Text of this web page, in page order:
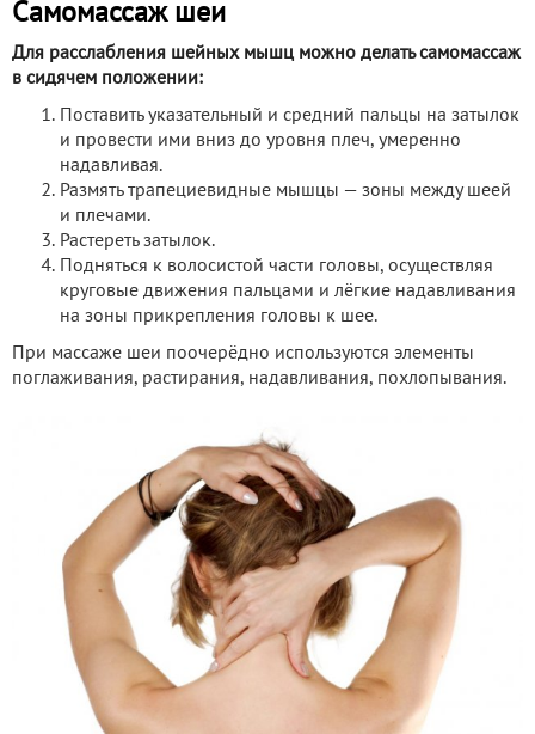
Самомассаж шеи
Для расслабления шейных мышц можно делать самомассаж
в сидячем положении:
Поставить указательный и средний пальцы на затылок
и провести ими вниз до уровня плеч, умеренно
надавливая.
Размять трапециевидные мышцы — зоны между шеей
и плечами.
Растереть затылок.
Подняться к волосистой части головы, осуществляя
круговые движения пальцами и лёгкие надавливания
на зоны прикрепления головы к шее.
При массаже шеи поочерёдно используются элементы
поглаживания, растирания, надавливания, похлопывания.